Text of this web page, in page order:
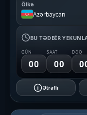
Ölkə
Azərbaycan
BU TƏDBIR
GÜN
00
SAAT
00
DƏQ
Ətraflı